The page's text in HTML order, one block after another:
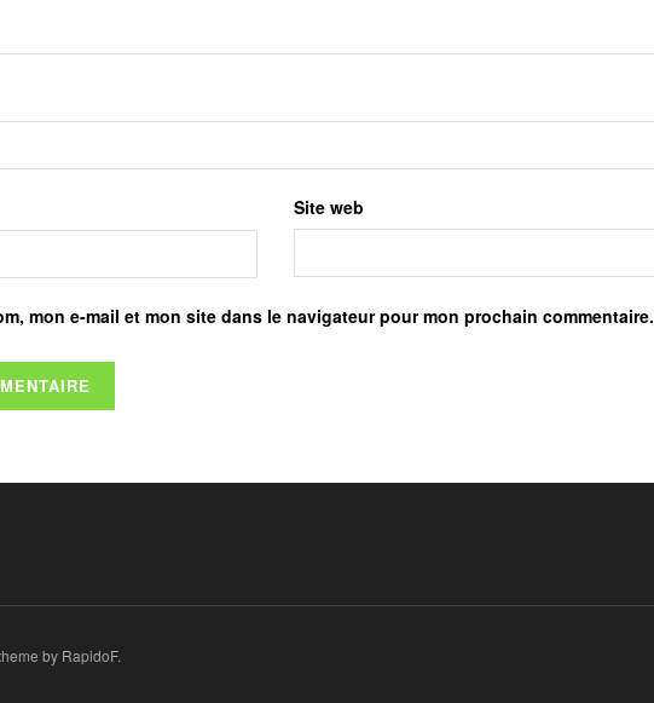
Site web
mon e-mail et mon site dans le navigateur pour mon prochain commentaire.
by RapidoF.